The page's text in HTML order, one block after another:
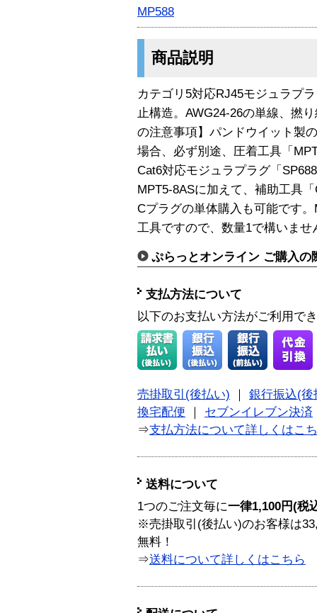
MP588
商品説明
カテゴリ5対応RJ45モジュラプ
止構造。AWG24-26の単線、撚
の注意事項】パンドウイット製
場合、必ず別途、圧着工具「
Cat6対応モジュラプラグ「
MPT5-8ASに加えて、補助工具
Cプラグの単体購入も可能です
工具ですので、数量1で構いませ
ぷらっとオンライン ご購入の
支払方法について
以下のお支払い方法がご利用で
売掛取引(後払い)
銀行振込(後
換宅配便
セブンイレブン決済
⇒支払方法について詳しくはこ
送料について
1つのご注文毎に一律1,100円(税
※売掛取引(後払い)のお客様は
無料！
⇒送料について詳しくはこちら